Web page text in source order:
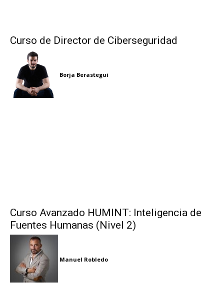
Curso de Director de Ciberseguridad
Borja Berastegui
Curso Avanzado HUMINT: Inteligencia de
Fuentes Humanas (Nivel 2)
Manuel Robledo